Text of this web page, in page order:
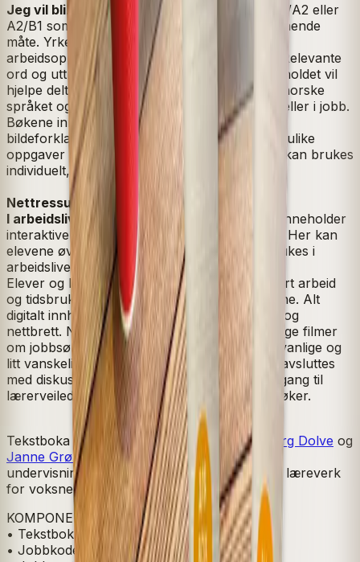
Jeg vil bli… er en serie yrkesbøker på nivå A1/A2 eller
A2/B1 som tar for seg et yrke på en mer inngående
måte. Yrkesbøkene gir et innblikk i vanlige
arbeidsoppgaver og krav i yrket, samt HMS. Relevante
ord og uttrykk blir presentert, og samtidig innholdet vil
hjelpe deltakerne til å bli bedre kjent med det norske
språket og yrket før arbeidspraksis, i praksis eller i jobb.
Bøkene inneholder foto fra arbeidsplassene,
bildeforklaringer, ordlister, uttaleoppgaver og ulike
oppgaver som er relevante i praksis. Bøkene kan brukes
individuelt, i grupper eller i hele klasser.
Nettressurs med nyttige funksjoner
I arbeidslivet Digital
er en stor ressurs som inneholder
interaktive oppgaver til alle utgivelser i serien. Her kan
elevene øve mer på ord og begreper som brukes i
arbeidslivet.
Elever og lærere får enkelt oversikt over utført arbeid
og tidsbruk gjennom de tilgjengelige rapportene. Alt
digitalt innhold kan brukes på smarttelefoner og
nettbrett. Nettressursen inneholder også nyttige filmer
om jobbsøking og jobbintervju, og filmer om vanlige og
litt vanskelige situasjoner på jobben. Filmene avsluttes
med diskusjonsoppgaver. Lærere har også tilgang til
lærerveiledninger, ekstra aktiviteter og tavlebøker.
Tekstboka er skrevet avJorunn Mo Ingebjørg Dolve og
Janne Grønningen . De har lang erfaring fra
undervisning i arbeidsliv og som forfattere av læreverk
for voksne innvandrere.
KOMPONENTER
• Tekstbok A2–B1
• Jobbkoder